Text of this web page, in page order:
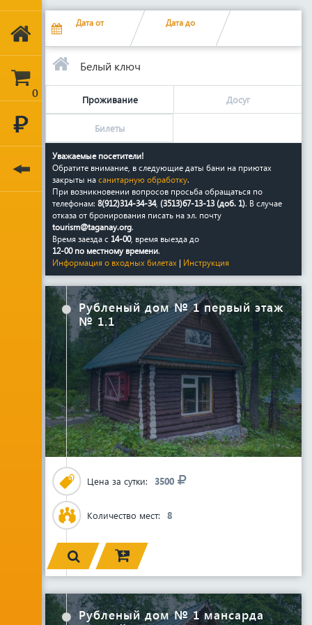
0
Датаот Дата до
Белый ключ
Проживание Досуг
Билеты
Уважаемые посетители!
Обратите внимание, в следующие даты бани на приютах
закрыты на санитарную обработку.
При возникновении вопросов просьба обращаться по
телефонам: 8(912)314-34-34, (3513)67-13-13 (доб. 1). В случае
отказа от бронирования писать на эл. почту
tourism@taganay.org.
Время заезда с 14-00, время выезда до
12-00 по местному времени.
Информация о входных билетах | Инструкция
Рубленый дом № 1 первый этаж
№ 1.1
Цена за сутки: 3500
Количество мест: 8
Рубленый дом № 1 мансарда